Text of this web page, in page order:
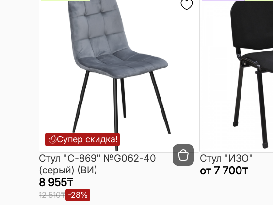
Супер скидка!
Cтул "C-869" №G062-40
(серый) (ВИ)
8 955₸
12 510₸ -28%
Стул "ИЗО"
от 7 700₸